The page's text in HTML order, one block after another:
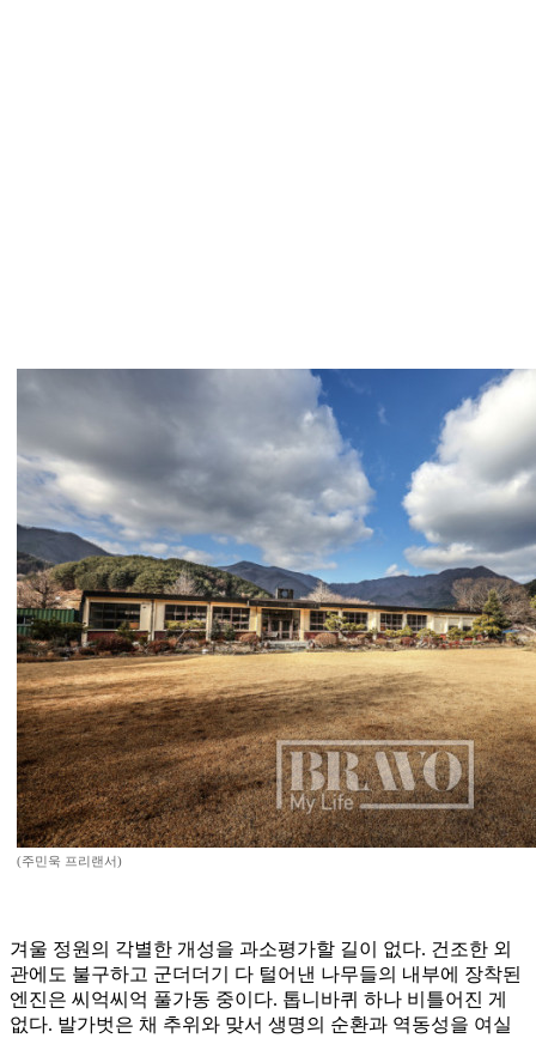
(주민욱 프리랜서)
겨울 정원의 각별한 개성을 과소평가할 길이 없다. 건조한 외
관에도 불구하고 군더더기 다 털어낸 나무들의 내부에 장착된
엔진은 씨억씨억 풀가동 중이다. 톱니바퀴 하나 비틀어진 게
없다. 발가벗은 채 추위와 맞서 생명의 순환과 역동성을 여실